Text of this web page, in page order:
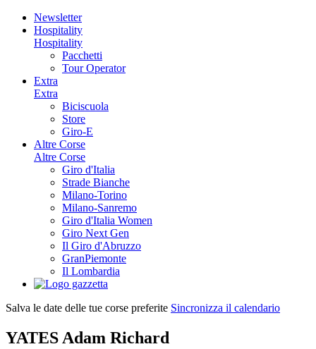
Newsletter
Hospitality
Hospitality
Pacchetti
Tour Operator
Extra
Extra
Biciscuola
Store
Giro-E
Altre Corse
Altre Corse
Giro d'Italia
Strade Bianche
Milano-Torino
Milano-Sanremo
Giro d'Italia Women
Giro Next Gen
Il Giro d'Abruzzo
GranPiemonte
Il Lombardia
Salva le date delle tue corse preferite Sincronizza il calendario
YATES Adam Richard